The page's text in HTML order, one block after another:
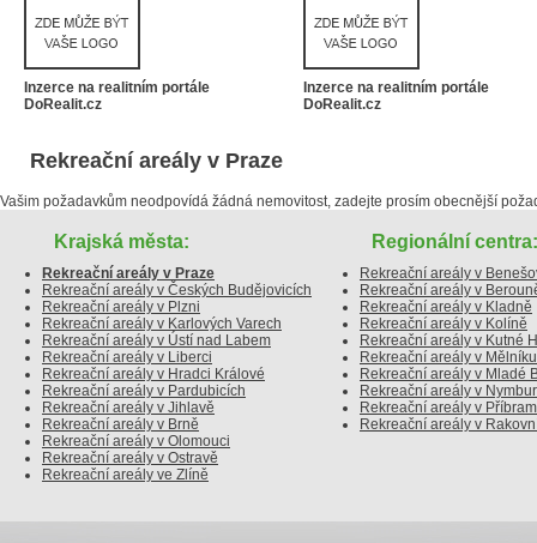
Inzerce na realitním portále
DoRealit.cz
Inzerce na realitním portále
DoRealit.cz
Rekreační areály v Praze
Vašim požadavkům neodpovídá žádná nemovitost, zadejte prosím obecnější
Krajská města:
Rekreační areály v Praze
Rekreační areály v Českých Budějovicích
Rekreační areály v Plzni
Rekreační areály v Karlových Varech
Rekreační areály v Ústí nad Labem
Rekreační areály v Liberci
Rekreační areály v Hradci Králové
Rekreační areály v Pardubicích
Rekreační areály v Jihlavě
Rekreační areály v Brně
Rekreační areály v Olomouci
Rekreační areály v Ostravě
Rekreační areály ve Zlíně
Regionální centra:
Rekreační areály v
Rekreační areály v
Rekreační areály v Kladně
Rekreační areály v Kolíně
Rekreační areály v Kutné
Rekreační areály v Mělníku
Rekreační areály v Mladé
Rekreační areály v
Rekreační areály v
Rekreační areály v